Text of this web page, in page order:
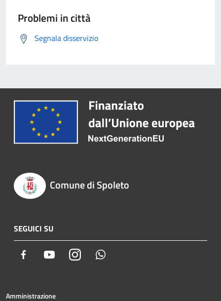
Problemi in città
Segnala disservizio
Comune di Spoleto
SEGUICI SU
Facebook YoutubeInstagram
Amministrazione